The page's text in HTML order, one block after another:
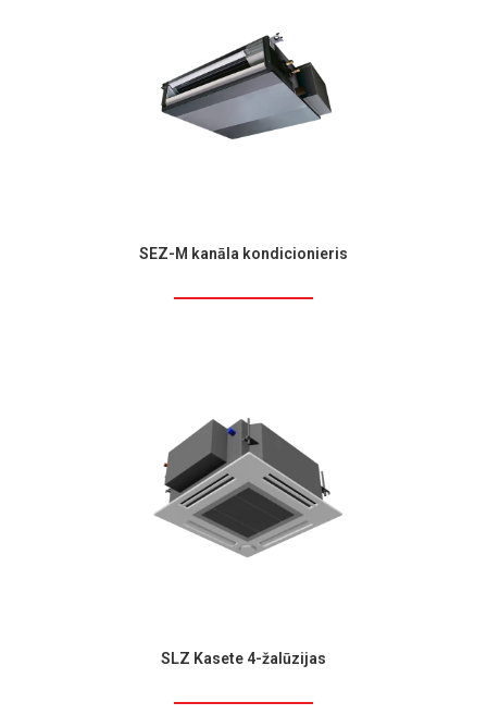
SEZ-M kanāla kondicionieris
SLZ Kasete 4-žalūzijas